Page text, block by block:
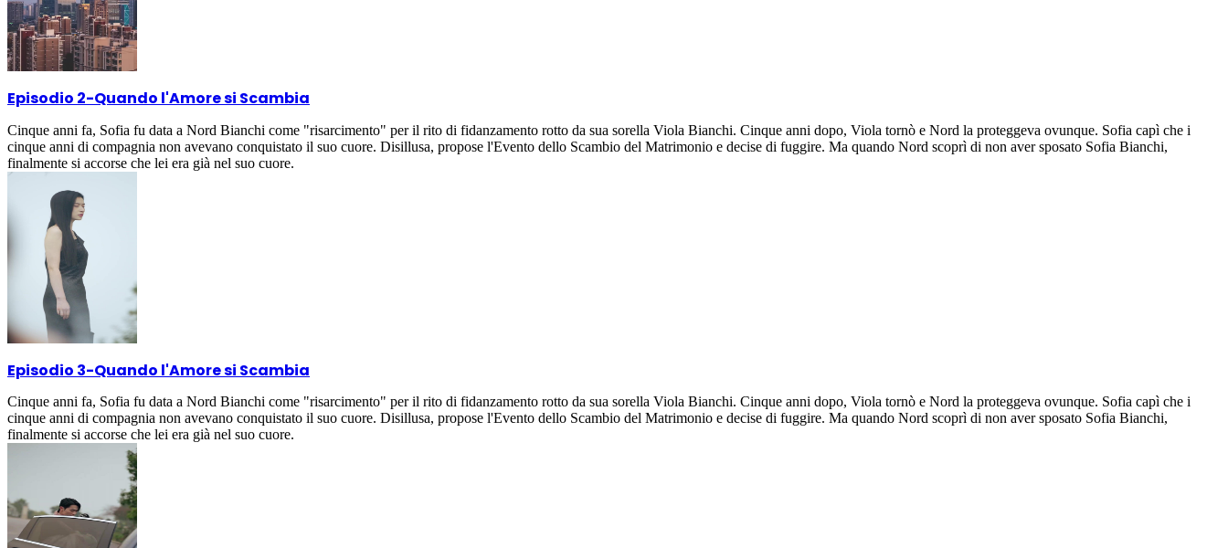
Episodio 2-Quando l'Amore si Scambia
Cinque anni fa, Sofia fu data a Nord Bianchi come "risarcimento" per il rito di fidanzamento rotto da sua sorella Viola Bianchi. Cinque anni dopo, Viola tornò e Nord la proteggeva ovunque. Sofia capì che i
cinque anni di compagnia non avevano conquistato il suo cuore. Disillusa, propose l'Evento dello Scambio del Matrimonio e decise di fuggire. Ma quando Nord scoprì di non aver sposato Sofia Bianchi,
finalmente si accorse che lei era già nel suo cuore.
Episodio 3-Quando l'Amore si Scambia
Cinque anni fa, Sofia fu data a Nord Bianchi come "risarcimento" per il rito di fidanzamento rotto da sua sorella Viola Bianchi. Cinque anni dopo, Viola tornò e Nord la proteggeva ovunque. Sofia capì che i
cinque anni di compagnia non avevano conquistato il suo cuore. Disillusa, propose l'Evento dello Scambio del Matrimonio e decise di fuggire. Ma quando Nord scoprì di non aver sposato Sofia Bianchi,
finalmente si accorse che lei era già nel suo cuore.